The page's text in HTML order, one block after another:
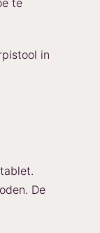
te
in
De